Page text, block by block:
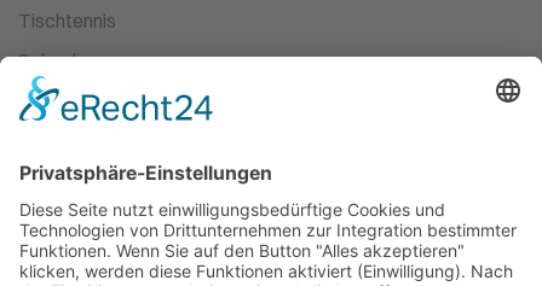
Tischtennis
Schach
Ski-Wandern
Kampfsport
Leichtathletik
Ballett